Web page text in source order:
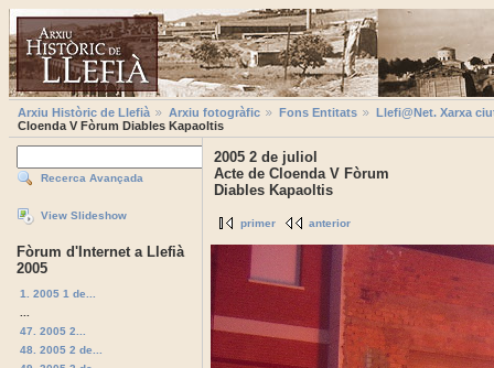
Arxiu Històric de Llefià Arxiu fotogràfic Fons Entitats
Llefi@Net. Xarxa
Cloenda V Fòrum Diables Kapaoltis
Recerca Avançada
View Slideshow
Fòrum d'Internet a Llefià
2005
1. 2005 1 de...
47. 2005 2...
48. 2005 2 de...
2005 2 de juliol
Acte de Cloenda V Fòrum
Diables Kapaoltis
primer anterior